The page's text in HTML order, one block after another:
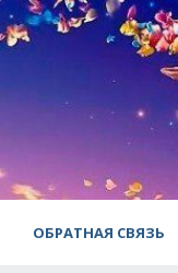
ОБРАТНАЯ СВЯЗЬ